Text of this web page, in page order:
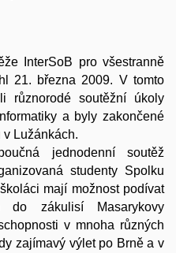
InterSoB pro všestranně
21. března 2009. V tomto
různorodé soutěžní úkoly
a byly zakončené
Lužánkách.
jednodenní soutěž
studenty Spolku
mají možnost podívat
do zákulisí Masarykovy
v mnoha různých
zajímavý výlet po Brně a v